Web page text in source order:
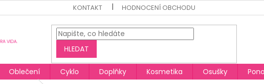
KONTAKT HODNOCENÍ OBCHODU
HLEDAT
Oblečení Cyklo Doplňky Kosmetika Osušky